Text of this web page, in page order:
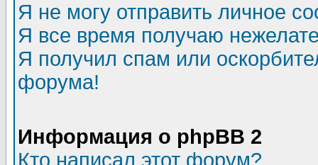
Я не могу отправить личное
Я все время получаю
Я получил спам или
форума!
Информация о phpBB 2
Кто написал этот форум?